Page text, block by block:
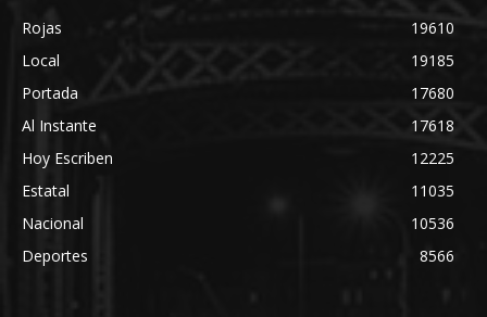
Rojas
19610
Local
19185
Portada
17680
Al Instante
17618
Hoy Escriben
12225
Estatal
11035
Nacional
10536
Deportes
8566